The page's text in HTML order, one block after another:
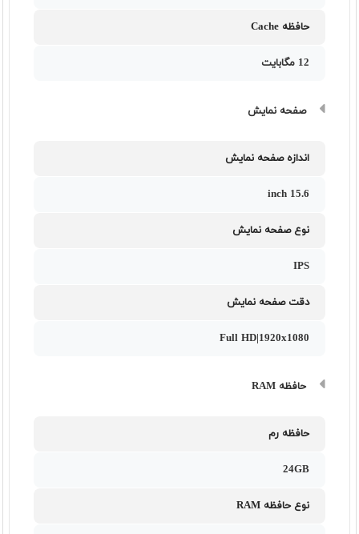
حافظه Cache
12 مگابایت
صفحه نمایش
اندازه صفحه نمایش
15.6 inch
نوع صفحه نمایش
IPS
دقت صفحه نمایش
Full HD|1920x1080
حافظه RAM
حافظه رم
24GB
نوع حافظه RAM